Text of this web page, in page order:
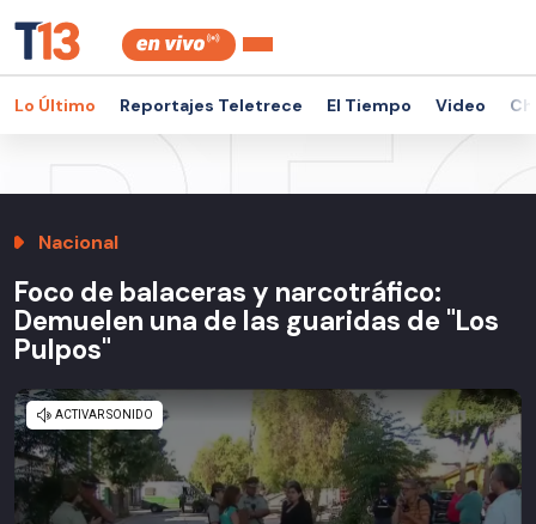
Lo Último Reportajes Teletrece El Tiempo Video
Nacional
Foco de balaceras y narcotráfico:
Demuelen una de las guaridas de "Los
Pulpos"